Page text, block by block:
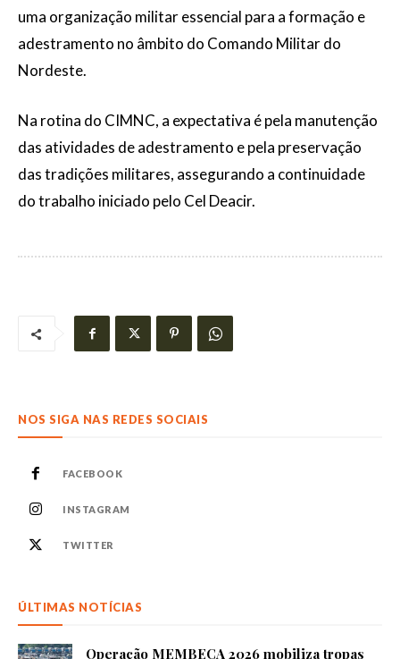
uma organização militar essencial para a formação e
adestramento no âmbito do Comando Militar do
Nordeste.
Na rotina do CIMNC, a expectativa é pela manutenção
das atividades de adestramento e pela preservação
das tradições militares, assegurando a continuidade
do trabalho iniciado pelo Cel Deacir.
NOS SIGA NAS REDES SOCIAIS
FACEBOOK
INSTAGRAM
TWITTER
ÚLTIMAS NOTÍCIAS
Operação MEMBECA 2026 mobiliza tropas